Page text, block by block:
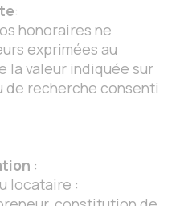
:
honoraires ne
exprimées au
la valeur indiquée sur
de recherche consenti
:
locataire :